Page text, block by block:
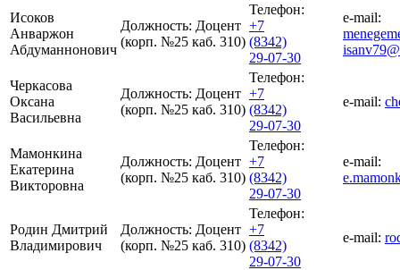
Исоков
Анваржон
Абдуманнонович
Должность: Доцент
(корп. №25 каб. 310)
Телефон:
+7
(8342)
29-07-30
e-mail:
Черкасова
Оксана
Васильевна
Должность: Доцент
(корп. №25 каб. 310)
Телефон:
+7
(8342)
29-07-30
e-mail:
Мамонкина
Екатерина
Викторовна
Должность: Доцент
(корп. №25 каб. 310)
Телефон:
+7
(8342)
29-07-30
e-mail:
Родин Дмитрий
Владимирович
Должность: Доцент
(корп. №25 каб. 310)
Телефон:
+7
(8342)
29-07-30
e-mail: